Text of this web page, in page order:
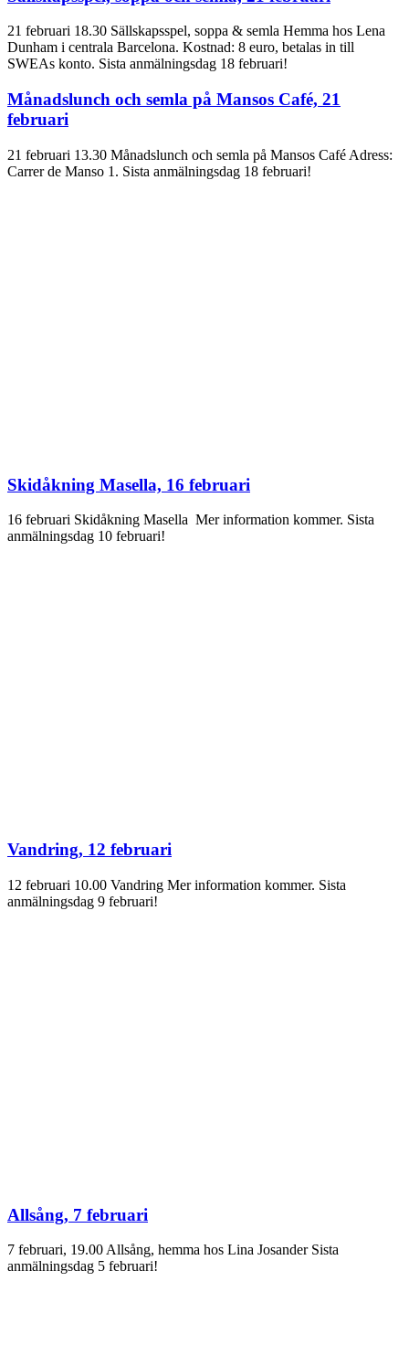
21 februari 18.30 Sällskapsspel, soppa & semla Hemma hos Lena
Dunham i centrala Barcelona. Kostnad: 8 euro, betalas in till
SWEAs konto. Sista anmälningsdag 18 februari!
Månadslunch och semla på Mansos Café, 21
februari
21 februari 13.30 Månadslunch och semla på Mansos Café Adress:
Carrer de Manso 1. Sista anmälningsdag 18 februari!
Skidåkning Masella, 16 februari
16 februari Skidåkning Masella Mer information kommer. Sista
anmälningsdag 10 februari!
Vandring, 12 februari
12 februari 10.00 Vandring Mer information kommer. Sista
anmälningsdag 9 februari!
Allsång, 7 februari
7 februari, 19.00 Allsång, hemma hos Lina Josander Sista
anmälningsdag 5 februari!